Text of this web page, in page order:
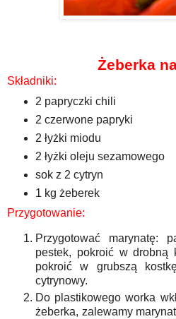
Żeberka
Składniki:
2 papryczki chili
2 czerwone papryki
2 łyżki miodu
2 łyżki oleju sezamowego
sok z 2 cytryn
1 kg żeberek
Przygotowanie:
Przygotować marynatę:
pestek, pokroić w drobną
pokroić w grubszą
cytrynowy.
Do plastikowego worka
żeberka, zalewamy